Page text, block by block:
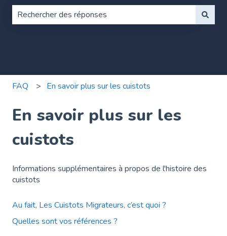
FAQ En savoir plus sur les cuistots
En savoir plus sur les
cuistots
Informations supplémentaires à propos de l'histoire des
cuistots
Au fait, Les Cuistots Migrateurs, c’est quoi ?
Quelles sont vos références ?